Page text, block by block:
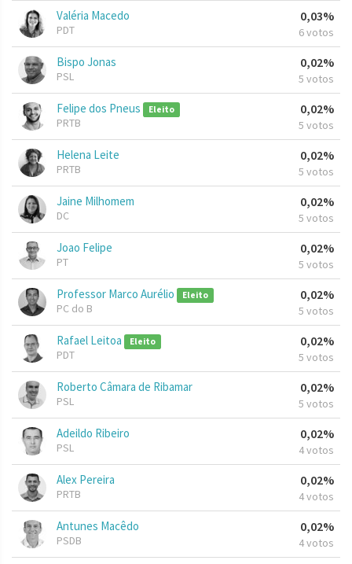
Valéria Macedo
PDT
0,03%
6 votos
Bispo Jonas
PSL
0,02%
5 votos
Felipe dos Pneus Eleito
PRTB
0,02%
5 votos
Helena Leite
PRTB
0,02%
5 votos
Jaine Milhomem
DC
0,02%
5 votos
Joao Felipe
PT
0,02%
5 votos
Professor Marco Aurélio Eleito
PC do B
0,02%
5 votos
Rafael Leitoa Eleito
PDT
0,02%
5 votos
Roberto Câmara de Ribamar
PSL
0,02%
5 votos
Adeildo Ribeiro
PSL
0,02%
4 votos
Alex Pereira
PRTB
0,02%
4 votos
Antunes Macêdo
PSDB
0,02%
4 votos